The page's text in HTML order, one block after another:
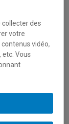
risk
resilience
des
collecter des
votre
vidéo,
Vous